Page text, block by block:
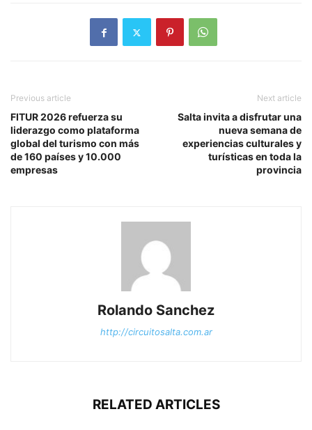
Previous article
FITUR 2026 refuerza su
liderazgo como plataforma
global del turismo con más
de 160 países y 10.000
empresas
Next article
Salta invita a disfrutar una
nueva semana de
experiencias culturales y
turísticas en toda la
provincia
Rolando Sanchez
http://circuitosalta.com.ar
RELATED ARTICLES